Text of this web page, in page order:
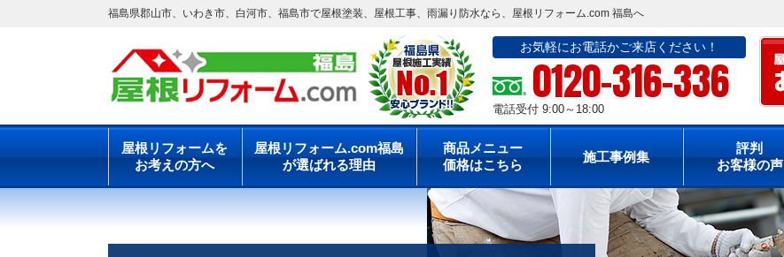
福島県郡山市、いわき市、白河市、福島市で屋根塗装、屋根工事、雨漏り防水なら、屋根リフォーム.com 福島へ
お気軽にお電話かご来店ください！
0120-316-336
電話受付 9:00～18:00
屋根リフォームを
お考えの方へ
屋根リフォーム.com福島
が選ばれる理由
商品メニュー
価格はこちら
施工事例集
評判
お客様の声